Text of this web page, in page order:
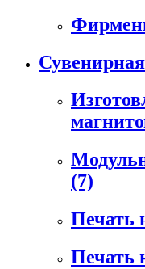
(7)
Печать
Печать